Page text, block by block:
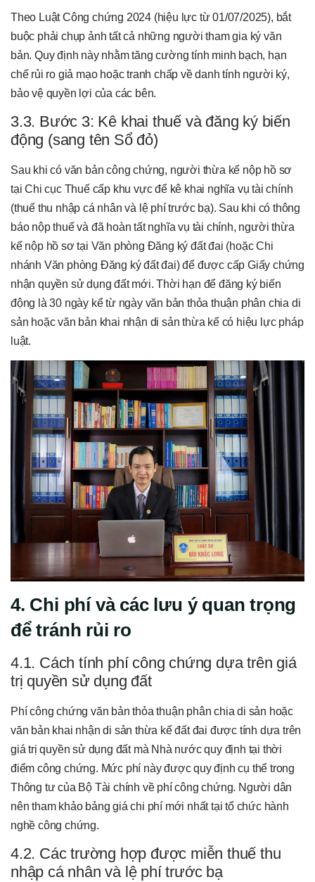
Theo Luật Công chứng 2024 (hiệu lực từ 01/07/2025), bắt
buộc phải chụp ảnh tất cả những người tham gia ký văn
bản. Quy định này nhằm tăng cường tính minh bạch, hạn
chế rủi ro giả mạo hoặc tranh chấp về danh tính người ký,
bảo vệ quyền lợi của các bên.
3.3. Bước 3: Kê khai thuế và đăng ký biến
động (sang tên Sổ đỏ)
Sau khi có văn bản công chứng, người thừa kế nộp hồ sơ
tại Chi cục Thuế cấp khu vực để kê khai nghĩa vụ tài chính
(thuế thu nhập cá nhân và lệ phí trước bạ). Sau khi có thông
báo nộp thuế và đã hoàn tất nghĩa vụ tài chính, người thừa
kế nộp hồ sơ tại Văn phòng Đăng ký đất đai (hoặc Chi
nhánh Văn phòng Đăng ký đất đai) để được cấp Giấy chứng
nhận quyền sử dụng đất mới. Thời hạn để đăng ký biến
động là 30 ngày kể từ ngày văn bản thỏa thuận phân chia di
sản hoặc văn bản khai nhận di sản thừa kế có hiệu lực pháp
luật.
4. Chi phí và các lưu ý quan trọng
để tránh rủi ro
4.1. Cách tính phí công chứng dựa trên giá
trị quyền sử dụng đất
Phí công chứng văn bản thỏa thuận phân chia di sản hoặc
văn bản khai nhận di sản thừa kế đất đai được tính dựa trên
giá trị quyền sử dụng đất mà Nhà nước quy định tại thời
điểm công chứng. Mức phí này được quy định cụ thể trong
Thông tư của Bộ Tài chính về phí công chứng. Người dân
nên tham khảo bảng giá chi phí mới nhất tại tổ chức hành
nghề công chứng.
4.2. Các trường hợp được miễn thuế thu
nhập cá nhân và lệ phí trước bạ